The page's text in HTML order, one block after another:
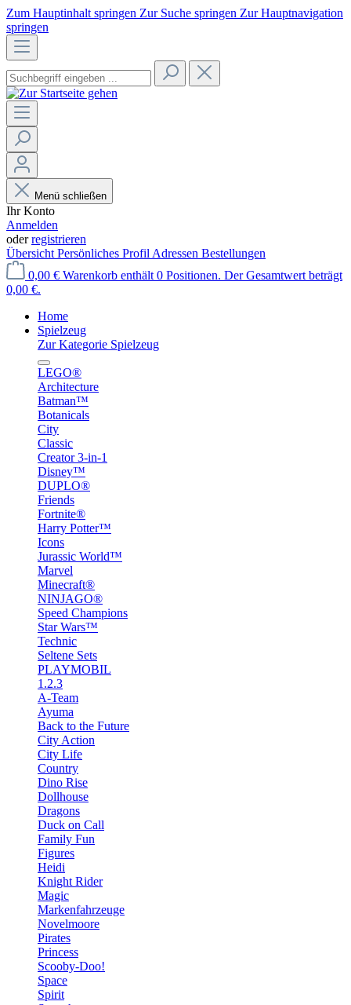
Zum Hauptinhalt springen Zur Suche springen Zur Hauptnavigation
springen
Menü schließen
Ihr Konto
Anmelden
oderregistrieren
Übersicht Persönliches Profil Adressen Bestellungen
0,00 € Warenkorb enthält 0 Positionen. Der Gesamtwert beträgt
0,00 €.
Home
Spielzeug
Zur Kategorie Spielzeug
LEGO®
Architecture
Batman™
Botanicals
City
Classic
Creator 3-in-1
Disney™
DUPLO®
Friends
Fortnite®
Harry Potter™
Icons
Jurassic World™
Marvel
Minecraft®
NINJAGO®
Speed Champions
Star Wars™
Technic
Seltene Sets
PLAYMOBIL
1.2.3
A-Team
Ayuma
Back to the Future
City Action
City Life
Country
Dino Rise
Dollhouse
Dragons
Duck on Call
Family Fun
Figures
Heidi
Knight Rider
Magic
Markenfahrzeuge
Novelmoore
Pirates
Princess
Scooby-Doo!
Space
Spirit